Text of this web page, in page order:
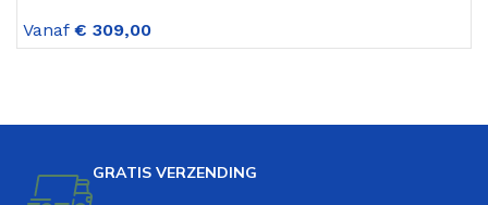
Vanaf € 309,00
GRATIS VERZENDING